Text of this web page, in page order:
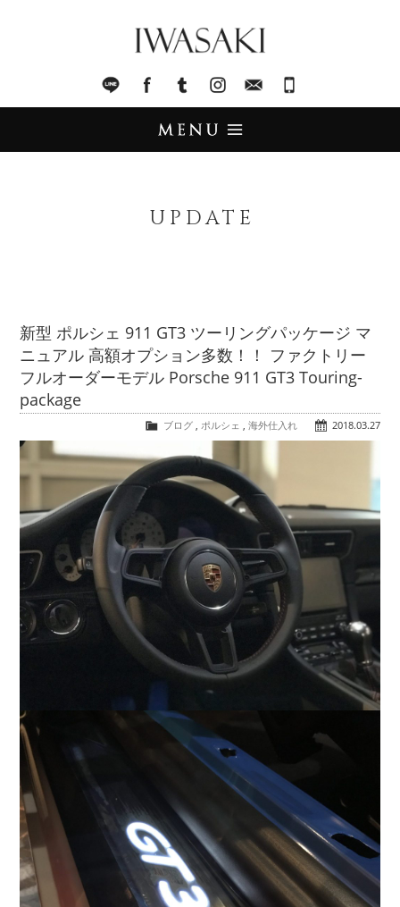
LINE facebook Tumblr InstagramMail
TRADE
買取査定
COMPANY
会社概要
UPDATE
新型 ポルシェ 911 GT3 ツーリングパッケージ マ
ニュアル 高額オプション多数！！ ファクトリー
フルオーダーモデル Porsche 911 GT3 Touring-
package
2018.03.27
ブログ, ポルシェ 海外仕入れ